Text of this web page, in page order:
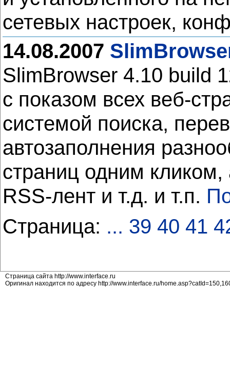
сетевых настроек,
14.08.2007
SlimBrowser 4.10 build
с показом всех веб-
системой поиска,
автозаполнения
страниц одним
RSS-лент и т.д. и т.п.
Страница: ... 39 40 41
Страница сайта http://www.interface.ru
Оригинал находится по адресу http://www.interface.ru/